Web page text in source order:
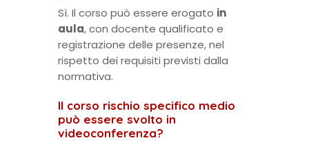
Sì. Il corso può essere erogato in
aula, con docente qualificato e
registrazione delle presenze, nel
rispetto dei requisiti previsti dalla
normativa.
Il corso rischio specifico medio
può essere svolto in
videoconferenza?